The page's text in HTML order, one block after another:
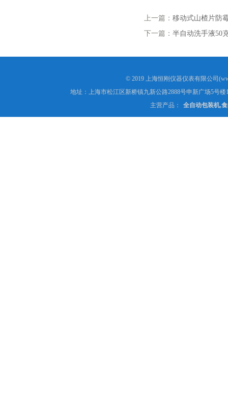
上一篇： 移动式山楂片防
下一篇： 半自动洗手液50
© 2019 上海恒刚仪器仪表有限公司
地址：上海市松江区新桥镇九新公路2888号申新广场5号楼
主营产品：
全自动包装机,